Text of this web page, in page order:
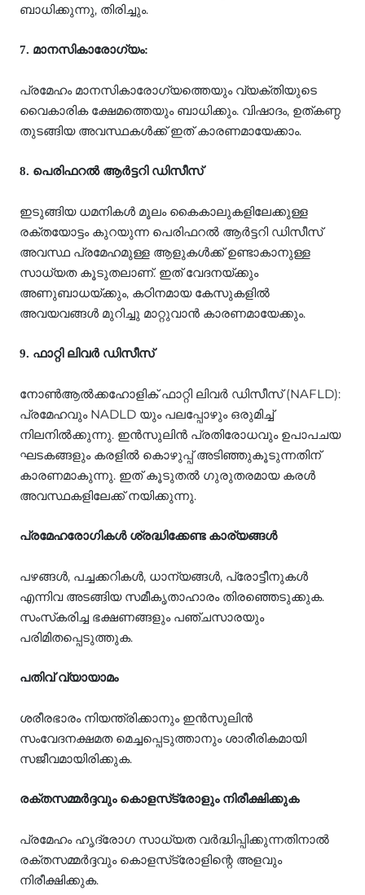
ബാധിക്കുന്നു, തിരിച്ചും.
7. മാനസികാരോഗ്യം:
പ്രമേഹം മാനസികാരോഗ്യത്തെയും വ്യക്തിയുടെ
വൈകാരിക ക്ഷേമത്തെയും ബാധിക്കും. വിഷാദം, ഉത്കണ്ഠ
തുടങ്ങിയ അവസ്ഥകള്‍ക്ക് ഇത് കാരണമായേക്കാം.
8. പെരിഫറല്‍ ആര്‍ട്ടറി ഡിസീസ്
ഇടുങ്ങിയ ധമനികള്‍ മൂലം കൈകാലുകളിലേക്കുള്ള
രക്തയോട്ടം കുറയുന്ന പെരിഫറല്‍ ആര്‍ട്ടറി ഡിസീസ്
അവസ്ഥ പ്രമേഹമുള്ള ആളുകള്‍ക്ക് ഉണ്ടാകാനുള്ള
സാധ്യത കൂടുതലാണ്. ഇത് വേദനയ്ക്കും
അണുബാധയ്ക്കും, കഠിനമായ കേസുകളില്‍
അവയവങ്ങള്‍ മുറിച്ചു മാറ്റുവാന്‍ കാരണമായേക്കും.
9. ഫാറ്റി ലിവര്‍ ഡിസീസ്
നോണ്‍ആല്‍ക്കഹോളിക് ഫാറ്റി ലിവര്‍ ഡിസീസ് (NAFLD):
പ്രമേഹവും NADLD യും പലപ്പോഴും ഒരുമിച്ച്
നിലനില്‍ക്കുന്നു. ഇന്‍സുലിന്‍ പ്രതിരോധവും ഉപാപചയ
ഘടകങ്ങളും കരളില്‍ കൊഴുപ്പ് അടിഞ്ഞുകൂടുന്നതിന്
കാരണമാകുന്നു. ഇത് കൂടുതല്‍ ഗുരുതരമായ കരള്‍
അവസ്ഥകളിലേക്ക് നയിക്കുന്നു.
പ്രമേഹരോഗികള്‍ ശ്രദ്ധിക്കേണ്ട കാര്യങ്ങള്‍
പഴങ്ങള്‍, പച്ചക്കറികള്‍, ധാന്യങ്ങള്‍, പ്രോട്ടീനുകള്‍
എന്നിവ അടങ്ങിയ സമീകൃതാഹാരം തിരഞ്ഞെടുക്കുക.
സംസ്‌കരിച്ച ഭക്ഷണങ്ങളും പഞ്ചസാരയും
പരിമിതപ്പെടുത്തുക.
പതിവ് വ്യായാമം
ശരീരഭാരം നിയന്ത്രിക്കാനും ഇന്‍സുലിന്‍
സംവേദനക്ഷമത മെച്ചപ്പെടുത്താനും ശാരീരികമായി
സജീവമായിരിക്കുക.
രക്തസമ്മര്‍ദ്ദവും കൊളസ്‌ട്രോളും നിരീക്ഷിക്കുക
പ്രമേഹം ഹൃദ്രോഗ സാധ്യത വര്‍ദ്ധിപ്പിക്കുന്നതിനാല്‍
രക്തസമ്മര്‍ദ്ദവും കൊളസ്‌ട്രോളിന്റെ അളവും
നിരീക്ഷിക്കുക.